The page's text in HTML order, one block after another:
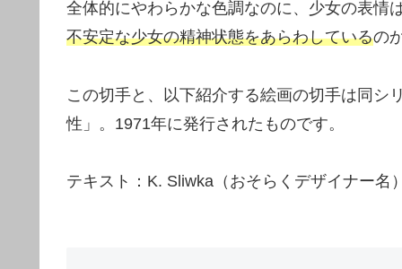
全体的にやわらかな色調なのに、少女の表情
不安定な少女の精神状態をあらわしているの
この切手と、以下紹介する絵画の切手は同シ
性」。1971年に発行されたものです。
テキスト：K. Sliwka（おそらくデザイナー